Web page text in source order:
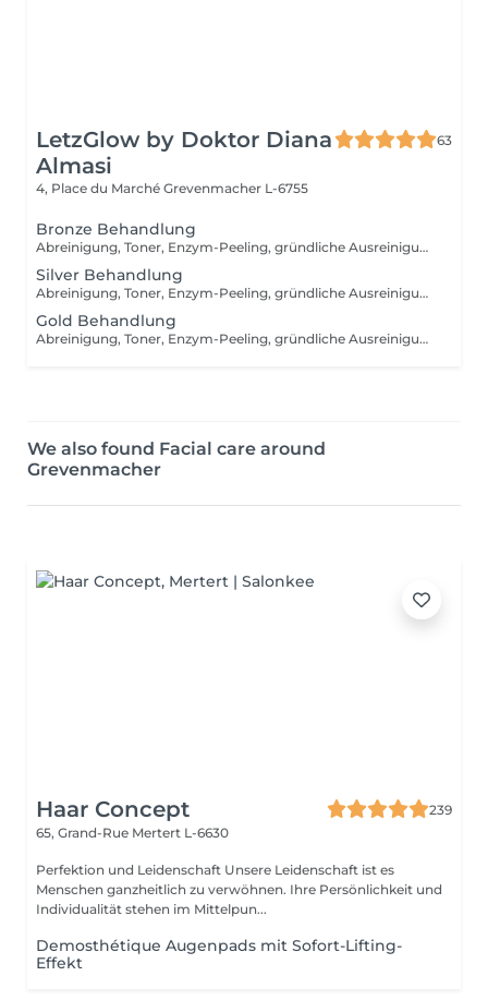
LetzGlow by Doktor Diana
Almasi
63
4, Place du Marché Grevenmacher L-6755
Bronze Behandlung
Abreinigung, Toner, Enzym-Peeling, gründliche Ausreinigung mit Hydrafacial Gerät, manuelle Ausreinigung (nach dem Bedarf), beruhigende Vliesmaske, Abschlusspflege, Sonnenschutzcreme
Silver Behandlung
Abreinigung, Toner, Enzym-Peeling, gründliche Ausreinigung, Massage, Wirkstoffeinschleusen mit Kalt- und Heißhammergerät, Vliesmaske, Abschlusspflege, Sonnenschutzcreme
Gold Behandlung
Abreinigung, Toner, Enzym-Peeling, gründliche Ausreinigung, Massage, Radiofrequenzbehandlung, Vliesmaske, Abschlusspflege, Sonnenschutzcreme
We also found Facial care around
Grevenmacher
Haar Concept
239
65, Grand-Rue Mertert L-6630
Perfektion und Leidenschaft Unsere Leidenschaft ist es
Menschen ganzheitlich zu verwöhnen. Ihre Persönlichkeit und
Individualität stehen im Mittelpun...
Demosthétique Augenpads mit Sofort-Lifting-
Effekt